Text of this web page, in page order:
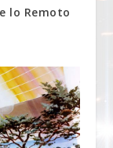
lo Remoto